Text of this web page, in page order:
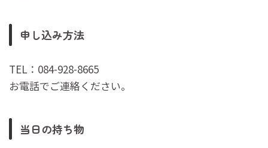
申し込み方法
TEL：084-928-8665
お電話でご連絡ください。
当日の持ち物